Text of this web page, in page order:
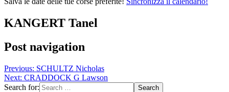
KANGERT Tanel
Post navigation
Previous: SCHULTZ Nicholas
Next: CRADDOCK G Lawson
Search for: